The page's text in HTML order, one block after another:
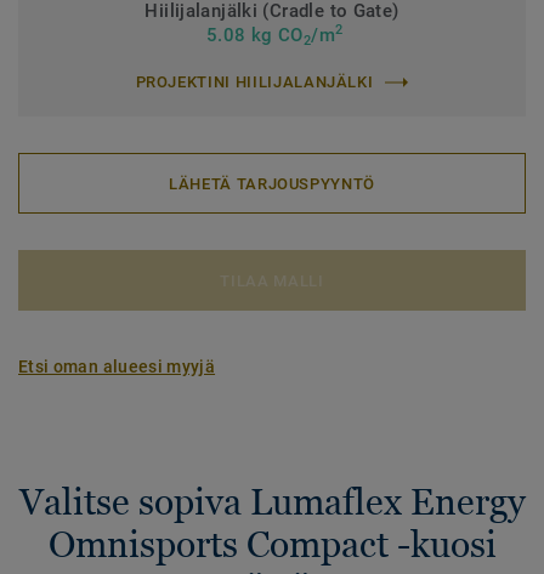
Hiilijalanjälki (Cradle to Gate)
5.08 kg CO2/m2
PROJEKTINI HIILIJALANJÄLKI
LÄHETÄ TARJOUSPYYNTÖ
Etsi oman alueesi myyjä
Valitse sopiva Lumaflex Energy
Omnisports Compact -kuosi